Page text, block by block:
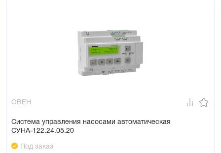
ОВЕН
Система управления насосами автоматическая
СУНА-122.24.05.20
Под заказ